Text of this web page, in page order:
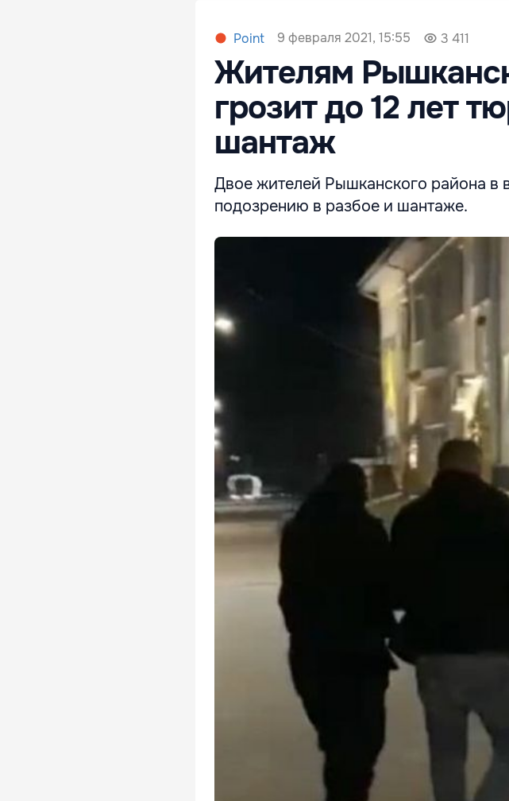
Point 9 февраля 2021, 15:55 3 411
Жителям
грозит до 12 лет
шантаж
Двое жителей Рышканского района в
подозрению в разбое и шантаже.